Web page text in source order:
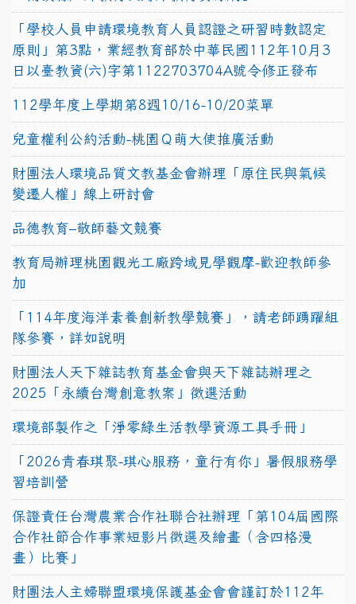
「學校人員申請環境教育人員認證之研習時數認定
原則」第3點，業經教育部於中華民國112年10月3
日以臺教資(六)字第1122703704A號令修正發布
112學年度上學期第8週10/16-10/20菜單
兒童權利公約活動-桃園Ｑ萌大使推廣活動
財團法人環境品質文教基金會辦理「原住民與氣候
變遷人權」線上研討會
品德教育–敬師藝文競賽
教育局辦理桃園觀光工廠跨域見學觀摩-歡迎教師參
加
「114年度海洋素養創新教學競賽」，請老師踴躍組
隊參賽，詳如說明
財團法人天下雜誌教育基金會與天下雜誌辦理之
2025「永續台灣創意教案」徵選活動
環境部製作之「淨零綠生活教學資源工具手冊」
「2026青春琪聚-琪心服務，童行有你」暑假服務學
習培訓營
保證責任台灣農業合作社聯合社辦理「第104屆國際
合作社節合作事業短影片徵選及繪畫（含四格漫
畫）比賽」
財團法人主婦聯盟環境保護基金會會謹訂於112年